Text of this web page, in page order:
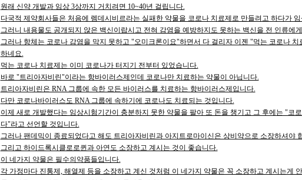
원래 신약 개발과 임상 3상까지 거치려면 10~40년 걸립니다.
다국적 제약회사들은 처음에 렘데시비르라는 실패한 약물을 코로나 치료제로 만들려고 하다가
그러니 내용물도 공개되지 않은 백신이랍시고 전혀 감염을 예방하지도 못하는 백신을 전 인류에
그러나 항체는 코로나 감염을 막지 못하고 "오미크론이요"하면서 다 걸리자 이젠 "먹는 코로나 치
하네요.
먹는 코로나 치료제는 이미 코로나가 터지기 전부터 있었습니다.
바로 "트리아자비린"이라는 항바이러스제인데 코로나만 치료하는 약물이 아닙니다.
트리아자비린은 RNA 그룹에 속한 모든 바이러스를 치료하는 항바이러스제입니다.
다만 코로나바이러스도 RNA 그룹에 속하기에 코로나도 치료되는 것입니다.
이제 새로 개발했다는 임상시험기간이 충분하지 못한 약물을 팔아 또 돈을 챙기고 그 후에는 "코로
다"라고 선언할 것입니다.
그러나 팬데믹이 종료되었다고 해도 트리아자비린과 아지트로마이신은 상비약으로 소장하셔야
그리고 하이드록시클로로퀸과 아연도 소장하고 계시는 것이 좋습니다.
이 네가지 약물은 필수의약품들입니다.
각 가정마다 진통제, 해열제 등을 소장하고 계신 것처럼 이 네가지 약물은 꼭 소장하고 계시는게